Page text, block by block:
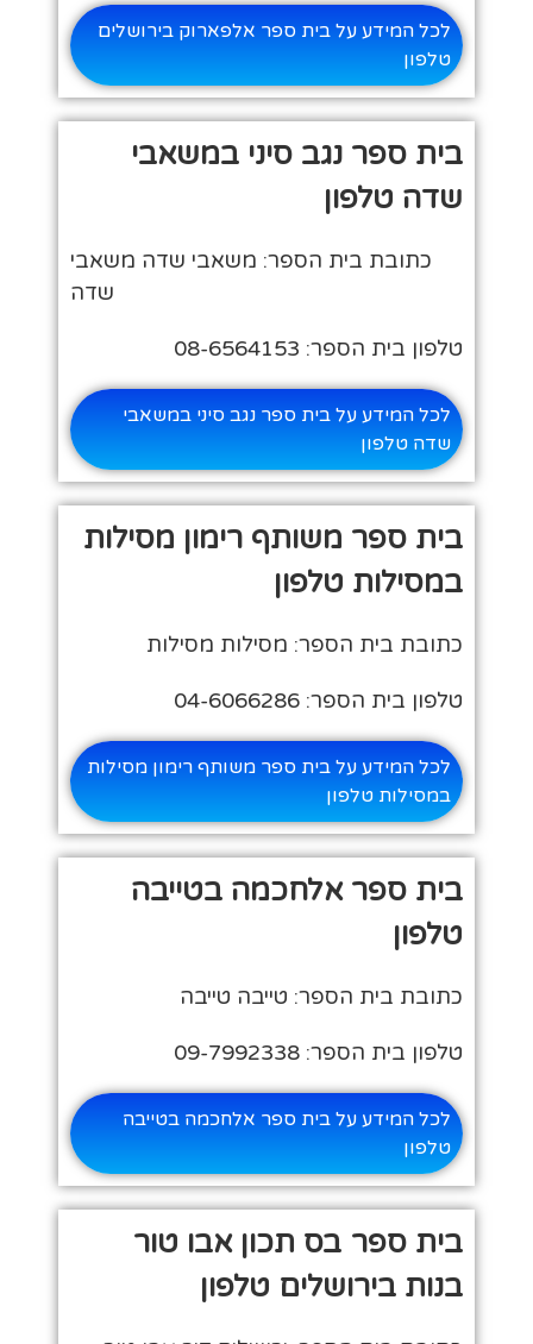
לכל המידע על בית ספר אלפארוק בירושלים
טלפון
בית ספר נגב סיני במשאבי
שדה טלפון
כתובת בית הספר: משאבי שדה משאבי
שדה
טלפון בית הספר: 08-6564153
לכל המידע על בית ספר נגב סיני במשאבי
שדה טלפון
בית ספר משותף רימון מסילות
במסילות טלפון
כתובת בית הספר: מסילות מסילות
טלפון בית הספר: 04-6066286
לכל המידע על בית ספר משותף רימון מסילות
במסילות טלפון
בית ספר אלחכמה בטייבה
טלפון
כתובת בית הספר: טייבה טייבה
טלפון בית הספר: 09-7992338
לכל המידע על בית ספר אלחכמה בטייבה
טלפון
בית ספר בס תכון אבו טור
בנות בירושלים טלפון